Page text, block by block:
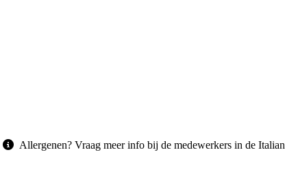
Allergenen? Vraag meer info bij de medewerkers in de